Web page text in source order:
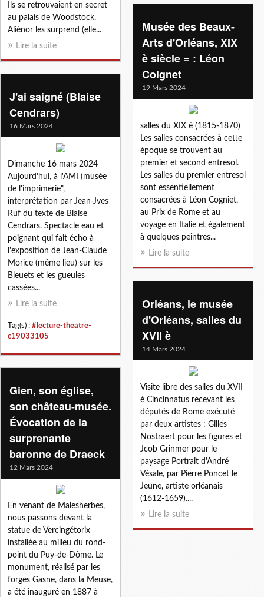
Ils se retrouvaient en secret
au palais de Woodstock.
Aliénor les surprend (elle...
Lire la suite
Musée des Beaux-
Arts d'Orléans, XIX
è siècle = : Léon
Coignet
19 Mars 2024
salles du XIX è (1815-1870)
Les salles consacrées à cette
époque se trouvent au
premier et second entresol.
Les salles du premier entresol
sont essentiellement
consacrées à Léon Cogniet,
au Prix de Rome et au
voyage en Italie et également
à quelques peintres...
Lire la suite
J'ai saigné (Blaise
Cendrars)
16 Mars 2024
Dimanche 16 mars 2024
Aujourd'hui, à l'AMI (musée
de l'imprimerie",
interprétation par Jean-Jves
Ruf du texte de Blaise
Cendrars. Spectacle eau et
poignant qui fait écho à
l'exposition de Jean-Claude
Morice (même lieu) sur les
Bleuets et les gueules
cassées...
Lire la suite
Tag(s) : #lecture-theatre-
c19033105
Orléans, le musée
d'Orléans, salles du
XVII è
14 Mars 2024
Visite libre des salles du XVII
è Cincinnatus recevant les
députés de Rome exécuté
par deux artistes : Gilles
Nostraert pour les figures et
Jcob Grinmer pour le
paysage Portrait d'André
Vésale, par Pierre Poncet le
Jeune, artiste orléanais
(1612-1659)....
Lire la suite
Gien, son église,
son château-musée.
Évocation de la
surprenante
baronne de Draeck
12 Mars 2024
En venant de Malesherbes,
nous passons devant la
statue de Vercingétorix
installée au milieu du rond-
point du Puy-de-Dôme. Le
monument, réalisé par les
forges Gasne, dans la Meuse,
a été inauguré en 1887 à